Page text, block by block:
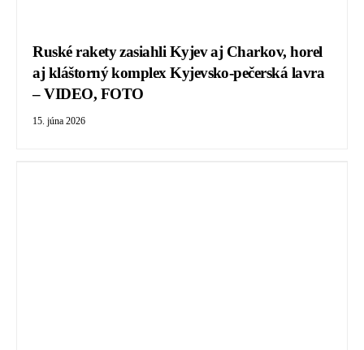
Ruské rakety zasiahli Kyjev aj Charkov, horel
aj kláštorný komplex Kyjevsko-pečerská lavra
– VIDEO, FOTO
15. júna 2026